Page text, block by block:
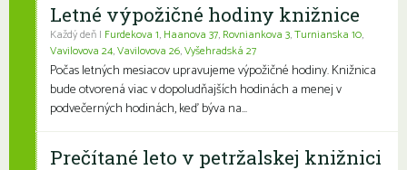
Letné výpožičné hodiny knižnice
Každý deň | Furdekova 1, Haanova 37, Rovniankova 3,Turnianska 10,
Vavilovova 24,Vavilovova 26,Vyšehradská 27
Počas letných mesiacov upravujeme výpožičné hodiny. Knižnica
bude otvorená viac v dopoludňajších hodinách a menej v
podvečerných hodinách, keď býva na...
Prečítané leto v petržalskej knižnici